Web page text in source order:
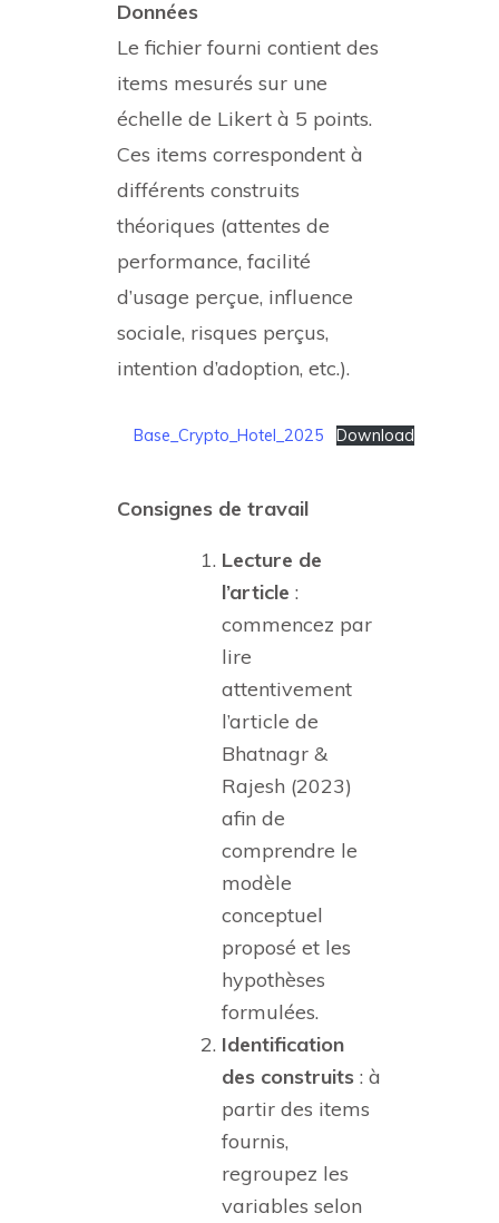
Données
Le fichier fourni contient des
items mesurés sur une
échelle de Likert à 5 points.
Ces items correspondent à
différents construits
théoriques (attentes de
performance, facilité
d’usage perçue, influence
sociale, risques perçus,
intention d’adoption, etc.).
Base_Crypto_Hotel_2025 Download
Consignes de travail
Lecture de
l’article :
commencez par
lire
attentivement
l’article de
Bhatnagr &
Rajesh (2023)
afin de
comprendre le
modèle
conceptuel
proposé et les
hypothèses
formulées.
Identification
des construits : à
partir des items
fournis,
regroupez les
variables selon